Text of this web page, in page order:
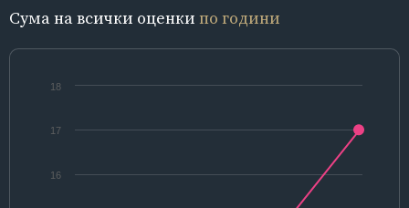
Сума на всички оценки по години
16
17
18